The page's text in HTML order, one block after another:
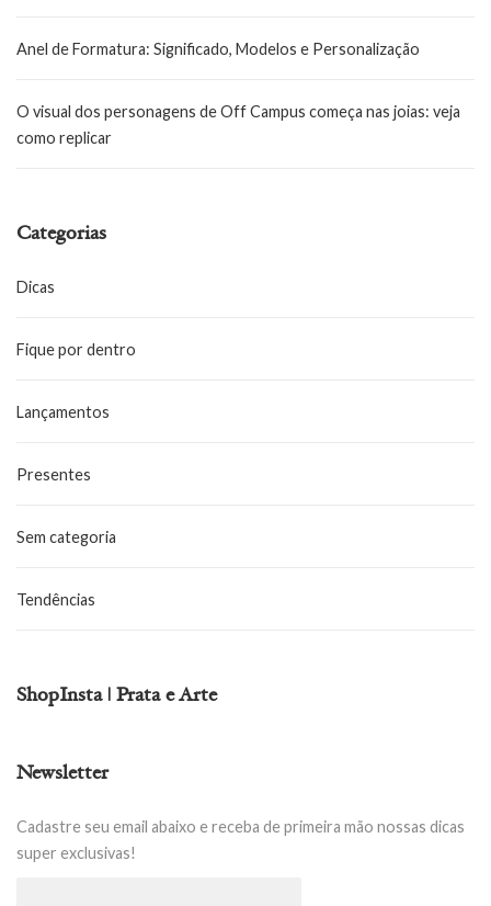
Anel de Formatura: Significado, Modelos e Personalização
O visual dos personagens de Off Campus começa nas joias: veja
como replicar
Categorias
Dicas
Fique por dentro
Lançamentos
Presentes
Sem categoria
Tendências
ShopInsta | Prata e Arte
Newsletter
Cadastre seu email abaixo e receba de primeira mão nossas dicas
super exclusivas!